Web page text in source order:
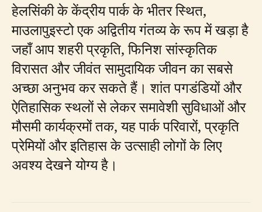
हेलसिंकी के केंद्रीय पार्क के भीतर स्थित,
माउलापुइस्टो एक अद्वितीय गंतव्य के रूप में खड़ा है
जहाँ आप शहरी प्रकृति, फिनिश सांस्कृतिक
विरासत और जीवंत सामुदायिक जीवन का सबसे
अच्छा अनुभव कर सकते हैं। शांत पगडंडियों और
ऐतिहासिक स्थलों से लेकर समावेशी सुविधाओं और
मौसमी कार्यक्रमों तक, यह पार्क परिवारों, प्रकृति
प्रेमियों और इतिहास के उत्साही लोगों के लिए
अवश्य देखने योग्य है।